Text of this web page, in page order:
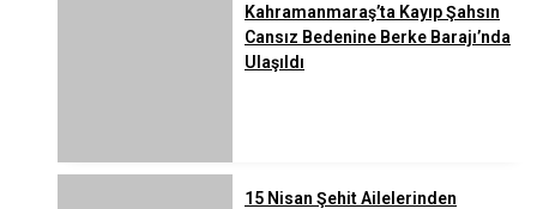
Kahramanmaraş’ta Kayıp Şahsın
Cansız Bedenine Berke Barajı’nda
Ulaşıldı
15 Nisan Şehit Ailelerinden